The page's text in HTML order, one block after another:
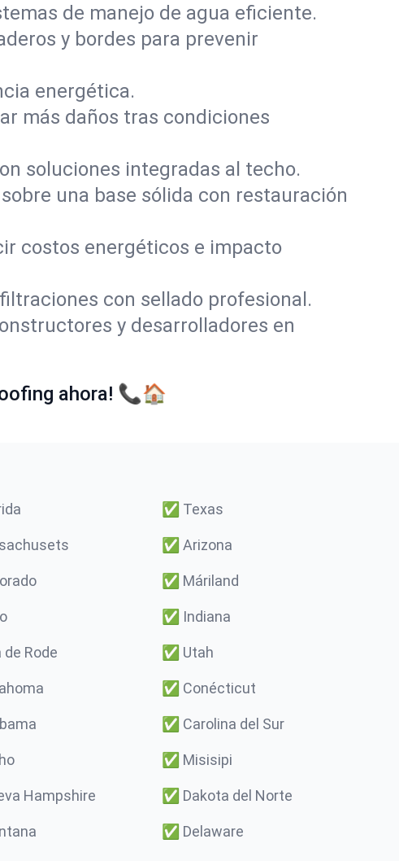
de manejo de agua eficiente.
y bordes para prevenir
energética.
más daños tras condiciones
soluciones integradas al techo.
una base sólida con restauración
costos energéticos e impacto
con sellado profesional.
y desarrolladores en
ahora! 📞🏠
✅ Texas
✅ Arizona
✅ Máriland
✅ Indiana
de Rode ✅ Utah
✅ Conécticut
✅ Carolina del Sur
✅ Misisipi
Hampshire ✅ Dakota del Norte
✅ Delaware